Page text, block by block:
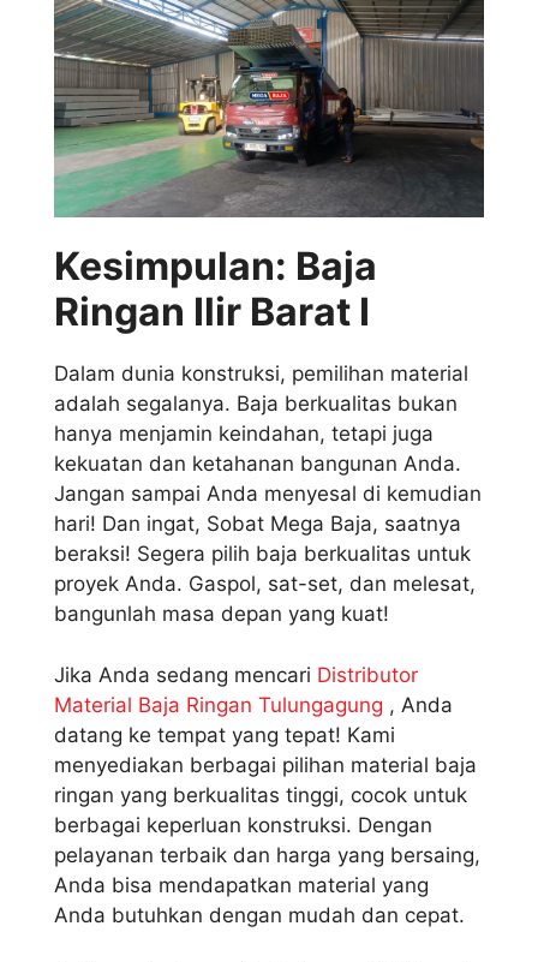
Kesimpulan: Baja
Ringan Ilir Barat I
Dalam dunia konstruksi, pemilihan material
adalah segalanya. Baja berkualitas bukan
hanya menjamin keindahan, tetapi juga
kekuatan dan ketahanan bangunan Anda.
Jangan sampai Anda menyesal di kemudian
hari! Dan ingat, Sobat Mega Baja, saatnya
beraksi! Segera pilih baja berkualitas untuk
proyek Anda. Gaspol, sat-set, dan melesat,
bangunlah masa depan yang kuat!
Jika Anda sedang mencari Distributor
Material Baja Ringan Tulungagung , Anda
datang ke tempat yang tepat! Kami
menyediakan berbagai pilihan material baja
ringan yang berkualitas tinggi, cocok untuk
berbagai keperluan konstruksi. Dengan
pelayanan terbaik dan harga yang bersaing,
Anda bisa mendapatkan material yang
Anda butuhkan dengan mudah dan cepat.